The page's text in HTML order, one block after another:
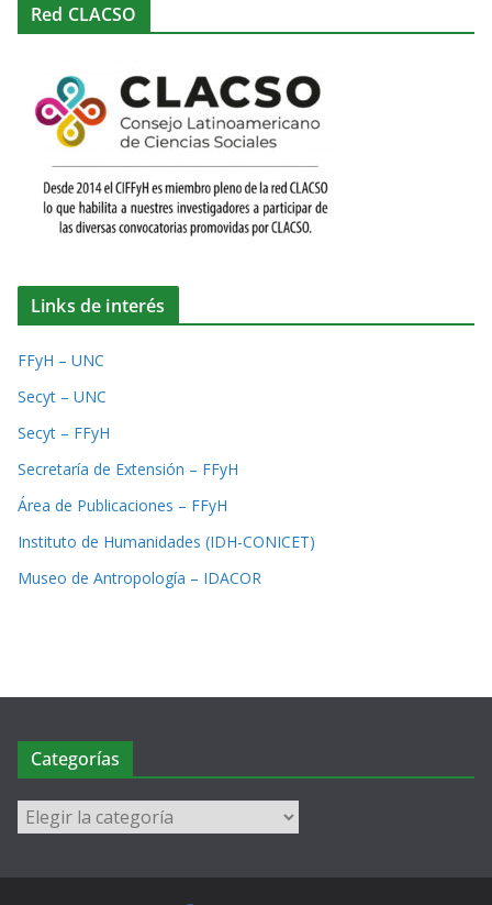
Red CLACSO
Links de interés
FFyH – UNC
Secyt – UNC
Secyt – FFyH
Secretaría de Extensión – FFyH
Área de Publicaciones – FFyH
Instituto de Humanidades (IDH-CONICET)
Museo de Antropología – IDACOR
Categorías